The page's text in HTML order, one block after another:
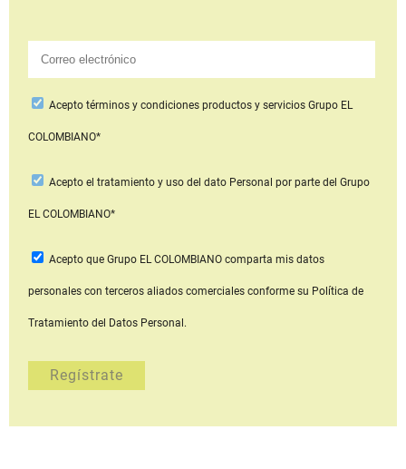
Aceptotérminos y condiciones productos y serviciosGrupo EL
COLOMBIANO*
Acepto el tratamiento y uso del dato Personal por parte del Grupo
EL COLOMBIANO*
Acepto que Grupo EL COLOMBIANOcomparta mis datos
personales con terceros aliados comerciales conforme su Política de
Tratamiento del Datos Personal.